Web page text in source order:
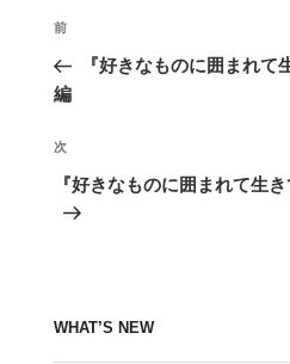
投
ナ
ゲ
ー
シ
前
の
投
前
『好きなものに囲まれて
編
次
の
次
『好きなものに囲まれて生
WHAT’S NEW